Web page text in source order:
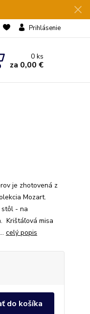
Prihlásenie
0ks
za 0,00 €
je zhotovená z
Mozart.
stôl - na
Krištáľová misa
celý popis
do košíka